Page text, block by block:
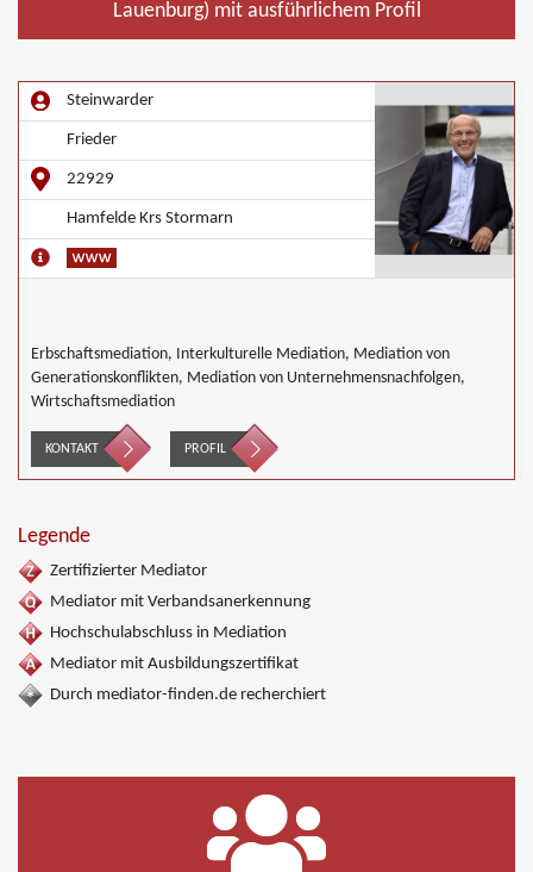
Lauenburg) mit ausführlichem Profil
Steinwarder
Frieder
22929
Hamfelde Krs Stormarn
Erbschaftsmediation, Interkulturelle Mediation, Mediation von
Generationskonflikten, Mediation von Unternehmensnachfolgen,
Wirtschaftsmediation
KONTAKT PROFIL
Legende
Zertifizierter Mediator
Mediator mit Verbandsanerkennung
Hochschulabschluss in Mediation
Mediator mit Ausbildungszertifikat
Durch mediator-finden.de recherchiert